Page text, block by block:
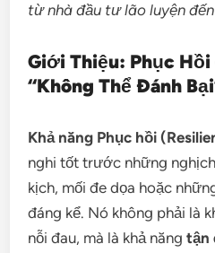
từ nhà đầu tư lão luyện
Giới Thiệu: Phục Hồi
“Không Thể Đánh
Khả năng Phục hồi
nghi tốt trước những
kịch, mối đe dọa hoặc
đáng kể. Nó không phải là
nỗi đau, mà là khả năngtận